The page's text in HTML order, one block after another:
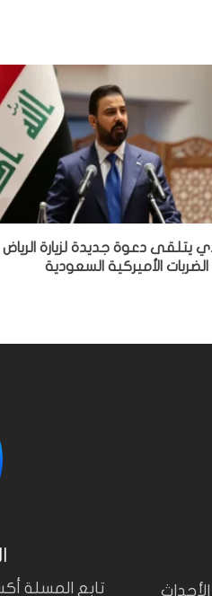
يتلقى دعوة جديدة لزيارة الرياض
الأميركية السعودية
تابع المسلة